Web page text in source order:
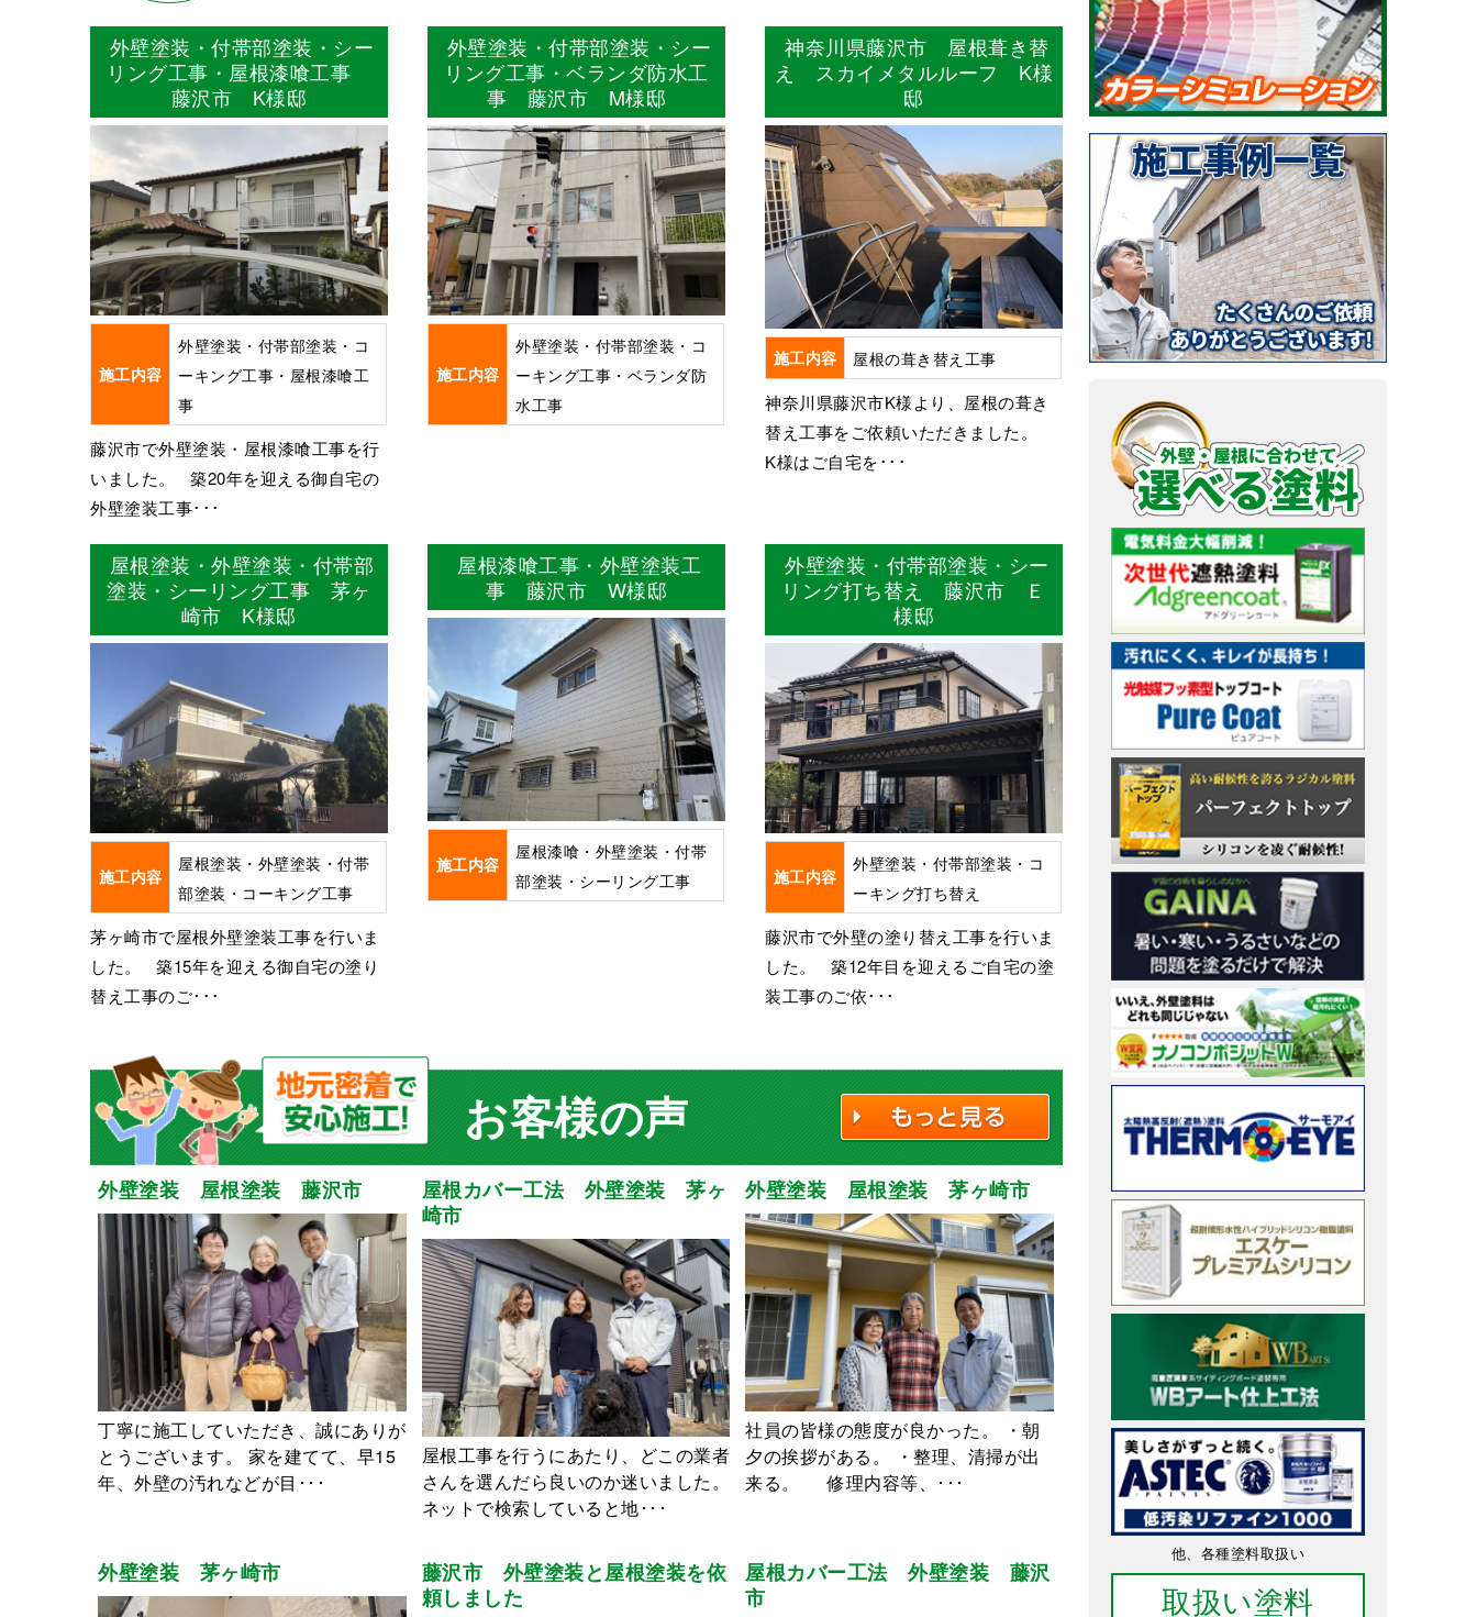
外壁塗装・付帯部塗装・シー
リング工事・屋根漆喰工事
藤沢市 K様邸
施工内容
外壁塗装・付帯部塗装・コ
ーキング工事・屋根漆喰工
事
藤沢市で外壁塗装・屋根漆喰工事を行
いました。 築20年を迎える御自宅の
外壁塗装工事･･･
外壁塗装・付帯部塗装・シー
リング工事・ベランダ防水工
事 藤沢市 M様邸
施工内容
外壁塗装・付帯部塗装・コ
ーキング工事・ベランダ防
水工事
神奈川県藤沢市 屋根葺き替
え スカイメタルルーフ K様
邸
施工内容
屋根の葺き替え工事
神奈川県藤沢市K様より、屋根の葺き
替え工事をご依頼いただきました。
K様はご自宅を･･･
屋根塗装・外壁塗装・付帯部
塗装・シーリング工事 茅ヶ
崎市 K様邸
施工内容
屋根塗装・外壁塗装・付帯
部塗装・コーキング工事
茅ヶ崎市で屋根外壁塗装工事を行いま
した。 築15年を迎える御自宅の塗り
替え工事のご･･･
屋根漆喰工事・外壁塗装工
事 藤沢市 W様邸
施工内容
屋根漆喰・外壁塗装・付帯
部塗装・シーリング工事
外壁塗装・付帯部塗装・シー
リング打ち替え 藤沢市 Ｅ
様邸
施工内容
外壁塗装・付帯部塗装・コ
ーキング打ち替え
藤沢市で外壁の塗り替え工事を行いま
した。 築12年目を迎えるご自宅の塗
装工事のご依･･･
お客様の声
外壁塗装 屋根塗装 藤沢市
丁寧に施工していただき、誠にありが
とうございます。 家を建てて、早15
年、外壁の汚れなどが目･･･
屋根カバー工法 外壁塗装 茅ヶ
崎市
屋根工事を行うにあたり、どこの業者
さんを選んだら良いのか迷いました。
ネットで検索していると地･･･
外壁塗装 屋根塗装 茅ヶ崎市
社員の皆様の態度が良かった。 ・朝
夕の挨拶がある。 ・整理、清掃が出
来る。 修理内容等、･･･
外壁塗装 茅ヶ崎市
藤沢市 外壁塗装と屋根塗装を依
頼しました
屋根カバー工法 外壁塗装 藤沢
市
他、各種塗料取扱い
取扱い塗料